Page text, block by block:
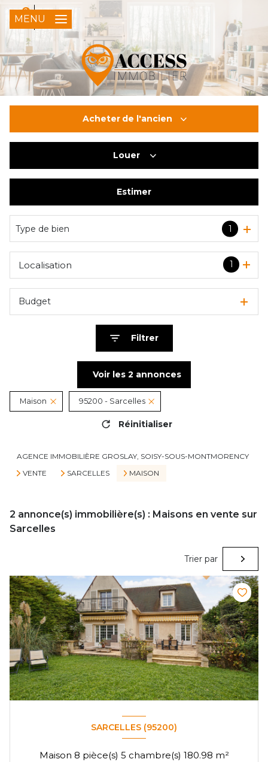
0
FR
MENU
Acheter de l'ancien
Du neuf
Louer
Estimer
Type de bien 1
1
Localisation
Budget
Filtrer
Voir les 2 annonces
Maison 95200 - Sarcelles
Réinitialiser
AGENCE IMMOBILIÈRE GROSLAY, SOISY-SOUS-MONTMORENCY
VENTE
SARCELLES MAISON
2 annonce(s) immobilière(s) : Maisons en vente sur
Sarcelles
Trier par
SARCELLES (95200)
Maison 8 pièce(s) 5 chambre(s) 180.98 m²